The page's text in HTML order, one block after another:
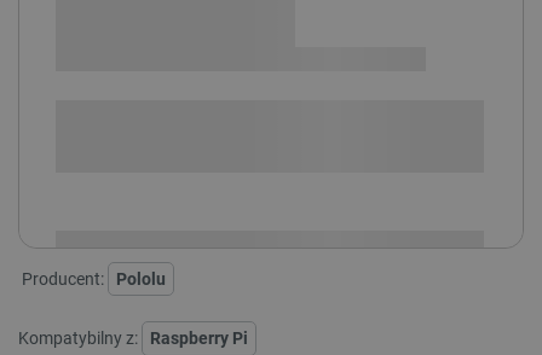
Producent: Pololu
Kompatybilny z: Raspberry Pi